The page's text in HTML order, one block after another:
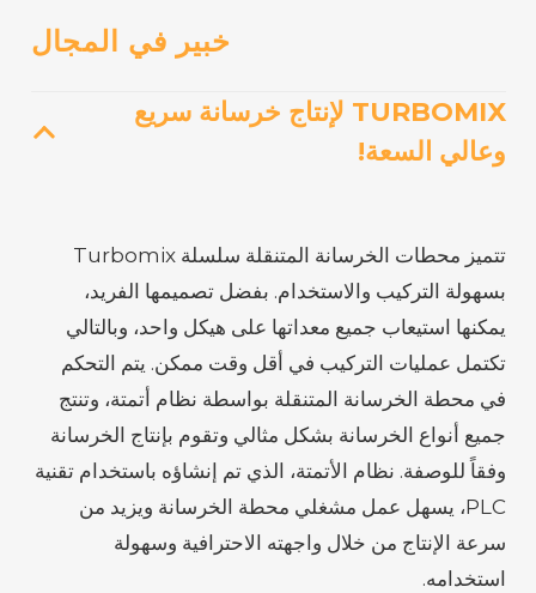
خبير في المجال
TURBOMIX لإنتاج خرسانة سريع
وعالي السعة!
تتميز محطات الخرسانة المتنقلة سلسلة Turbomix
بسهولة التركيب والاستخدام. بفضل تصميمها الفريد،
يمكنها استيعاب جميع معداتها على هيكل واحد، وبالتالي
تكتمل عمليات التركيب في أقل وقت ممكن. يتم التحكم
في محطة الخرسانة المتنقلة بواسطة نظام أتمتة، وتنتج
جميع أنواع الخرسانة بشكل مثالي وتقوم بإنتاج الخرسانة
وفقاً للوصفة. نظام الأتمتة، الذي تم إنشاؤه باستخدام تقنية
PLC، يسهل عمل مشغلي محطة الخرسانة ويزيد من
سرعة الإنتاج من خلال واجهته الاحترافية وسهولة
استخدامه.